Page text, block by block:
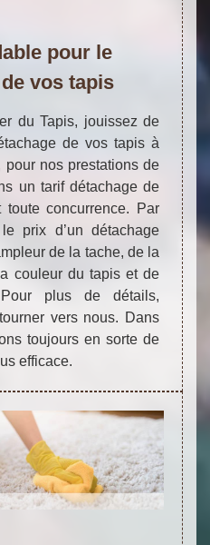
pour le
vos tapis
du Tapis, jouissez de
de vos tapis à
pour nos prestations de
un tarif détachage de
concurrence. Par
prix d’un détachage
de la tache, de la
couleur du tapis et de
plus de détails,
vers nous. Dans
toujours en sorte de
efficace.